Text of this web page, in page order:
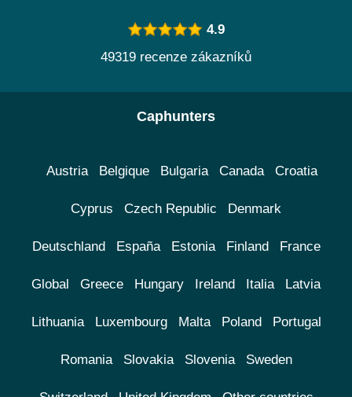
4.9
49319 recenze zákazníků
Caphunters
Austria Belgique Bulgaria Canada Croatia
Cyprus Czech Republic Denmark
Deutschland España Estonia Finland France
Global Greece Hungary Ireland Italia Latvia
Lithuania Luxembourg Malta Poland Portugal
Romania Slovakia Slovenia Sweden